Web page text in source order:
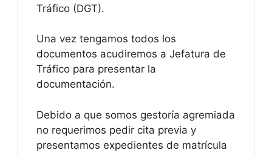
Tráfico (DGT).
Una vez tengamos todos los
documentos acudiremos a Jefatura de
Tráfico para presentar la
documentación.
Debido a que somos gestoría agremiada
no requerimos pedir cita previa y
presentamos expedientes de matrícula